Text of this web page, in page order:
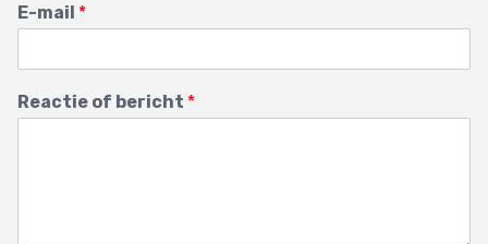
E-mail *
Reactie of bericht *